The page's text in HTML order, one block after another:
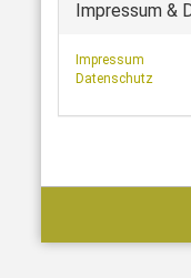
Impressum &
Impressum
Datenschutz